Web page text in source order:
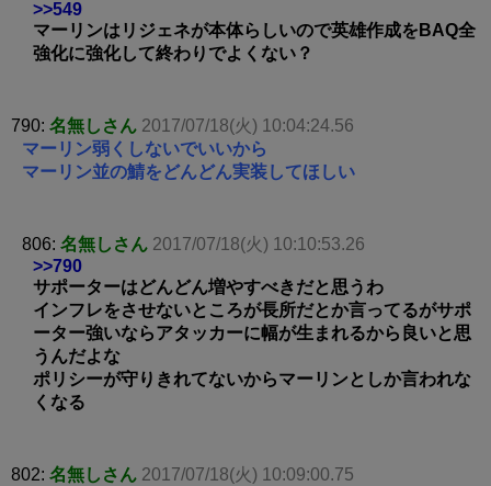
>>549
マーリンはリジェネが本体らしいので英雄作成をBAQ全
強化に強化して終わりでよくない？
790: 名無しさん 2017/07/18(火) 10:04:24.56
マーリン弱くしないでいいから
マーリン並の鯖をどんどん実装してほしい
806: 名無しさん 2017/07/18(火) 10:10:53.26
>>790
サポーターはどんどん増やすべきだと思うわ
インフレをさせないところが長所だとか言ってるがサポ
ーター強いならアタッカーに幅が生まれるから良いと思
うんだよな
ポリシーが守りきれてないからマーリンとしか言われな
くなる
802: 名無しさん 2017/07/18(火) 10:09:00.75